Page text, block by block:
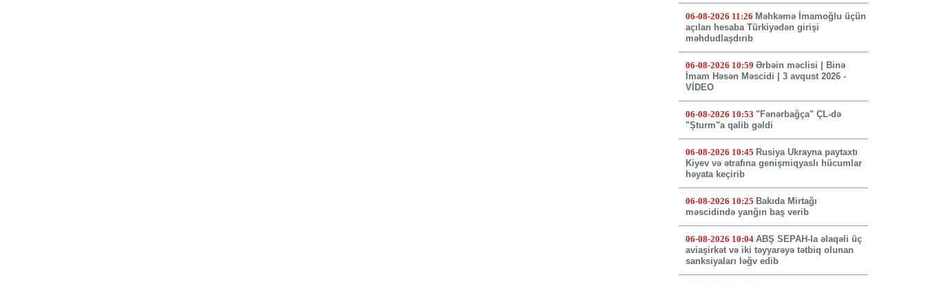
06-08-2026 11:26 Məhkəmə İmamoğlu üçün
açılan hesaba Türkiyədən girişi
məhdudlaşdırıb
06-08-2026 10:59 Ərbəin məclisi | Binə
İmam Həsən Məscidi | 3 avqust 2026 -
VİDEO
06-08-2026 10:53 "Fənərbağça" ÇL-də
"Şturm"a qalib gəldi
06-08-2026 10:45 Rusiya Ukrayna paytaxtı
Kiyev və ətrafına genişmiqyaslı hücumlar
həyata keçirib
06-08-2026 10:25 Bakıda Mirtağı
məscidində yanğın baş verib
06-08-2026 10:04 ABŞ SEPAH-la əlaqəli üç
aviaşirkət və iki təyyarəyə tətbiq olunan
sanksiyaları ləğv edib